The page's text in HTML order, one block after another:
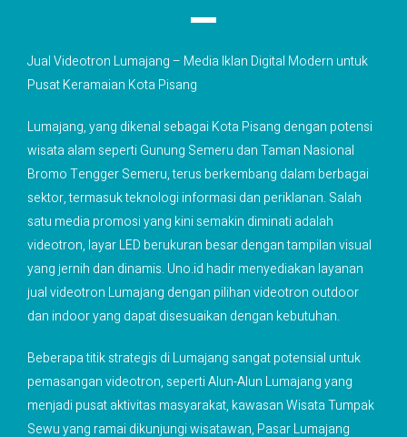
Jual Videotron Lumajang – Media Iklan Digital Modern untuk
Pusat Keramaian Kota Pisang
Lumajang, yang dikenal sebagai Kota Pisang dengan potensi
wisata alam seperti Gunung Semeru dan Taman Nasional
Bromo Tengger Semeru, terus berkembang dalam berbagai
sektor, termasuk teknologi informasi dan periklanan. Salah
satu media promosi yang kini semakin diminati adalah
videotron, layar LED berukuran besar dengan tampilan visual
yang jernih dan dinamis. Uno.id hadir menyediakan layanan
jual videotron Lumajang dengan pilihan videotron outdoor
dan indoor yang dapat disesuaikan dengan kebutuhan.
Beberapa titik strategis di Lumajang sangat potensial untuk
pemasangan videotron, seperti Alun-Alun Lumajang yang
menjadi pusat aktivitas masyarakat, kawasan Wisata Tumpak
Sewu yang ramai dikunjungi wisatawan, Pasar Lumajang